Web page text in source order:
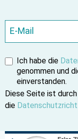
Ich habe die
genommen und
einverstanden.
Diese Seite ist
die